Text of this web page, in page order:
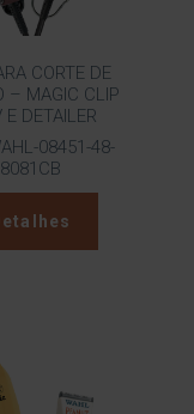
CORTE DE
– MAGIC CLIP
E DETAILER
08451-48-
8081CB